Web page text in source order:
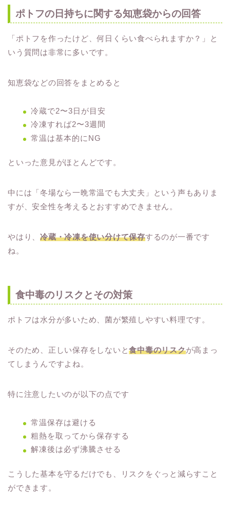
ポトフの日持ちに関する知恵袋からの回答
「ポトフを作ったけど、何日くらい食べられますか？」と
いう質問は非常に多いです。
知恵袋などの回答をまとめると
冷蔵で2〜3日が目安
冷凍すれば2〜3週間
常温は基本的にNG
といった意見がほとんどです。
中には「冬場なら一晩常温でも大丈夫」という声もありま
すが、安全性を考えるとおすすめできません。
やはり、冷蔵・冷凍を使い分けて保存するのが一番です
ね。
食中毒のリスクとその対策
ポトフは水分が多いため、菌が繁殖しやすい料理です。
そのため、正しい保存をしないと食中毒のリスクが高まっ
てしまうんですよね。
特に注意したいのが以下の点です
常温保存は避ける
粗熱を取ってから保存する
解凍後は必ず沸騰させる
こうした基本を守るだけでも、リスクをぐっと減らすこと
ができます。